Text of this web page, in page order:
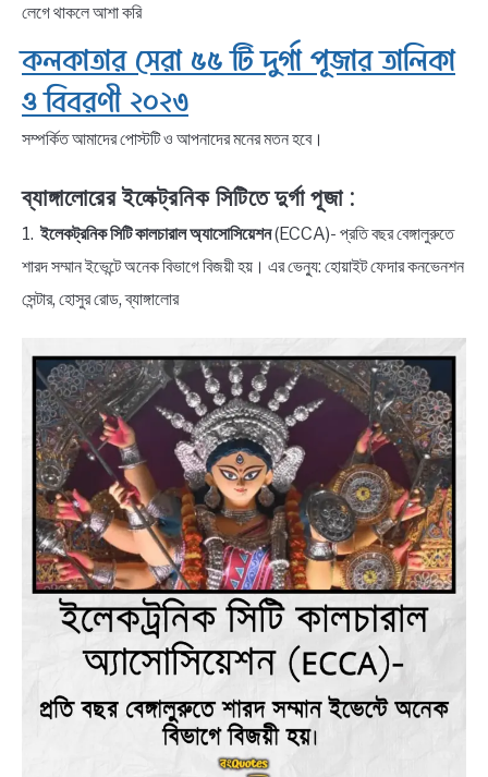
লেগে থাকলে আশা করি
কলকাতার সেরা ৫৫ টি দুর্গা পূজার তালিকা
ও বিবরণী ২০২৩
সম্পর্কিত আমাদের পোস্টটি ও আপনাদের মনের মতন হবে।
ব্যাঙ্গালোরের ইলেক্ট্রনিক সিটিতে দুর্গা পূজা:
1.ইলেকট্রনিক সিটি কালচারাল অ্যাসোসিয়েশন(ECCA)- প্রতি বছর বেঙ্গালুরুতে
শারদ সম্মান ইভেন্টে অনেক বিভাগে বিজয়ী হয়। এর ভেন্যু: হোয়াইট ফেদার কনভেনশন
সেন্টার, হোসুর রোড, ব্যাঙ্গালোর